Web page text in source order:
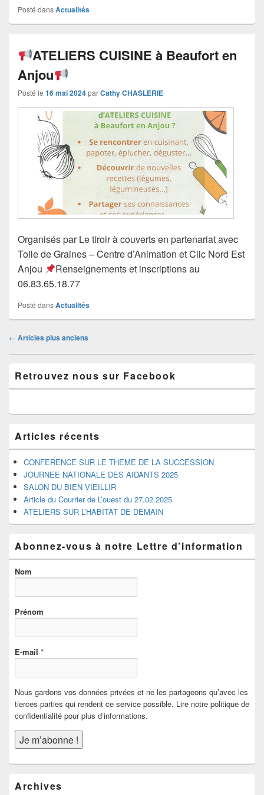
Posté dansActualités
ATELIERS CUISINE à Beaufort en
Anjou
Posté le 16 mai 2024parCathy CHASLERIE
Organisés par Le tiroir à couverts en partenariat avec
Toile de Graines – Centre d’Animation et Clic Nord Est
Anjou
Renseignements et inscriptions au
06.83.65.18.77
Posté dansActualités
Navigation
articles
← Articles plus anciens
principale
de
pour
barre
latérale
Retrouvez nous sur Facebook
Articles récents
CONFERENCE SUR LE THEME DE LA SUCCESSION
JOURNEE NATIONALE DES AIDANTS 2025
SALON DU BIEN VIEILLIR
Article du Courrier de L’ouest du 27.02.2025
ATELIERS SUR L’HABITAT DE DEMAIN
Abonnez-vous à notre Lettre d’information
Nom
Prénom
E-mail *
Nous gardons vos données privées et ne les partageons qu’avec les
tierces parties qui rendent ce service possible. Lire notre politique de
confidentialité pour plus d’informations.
Archives